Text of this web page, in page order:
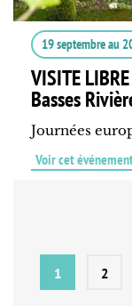
19 septembreau
VISITE
Basses
Journées
Voir cet
1 2